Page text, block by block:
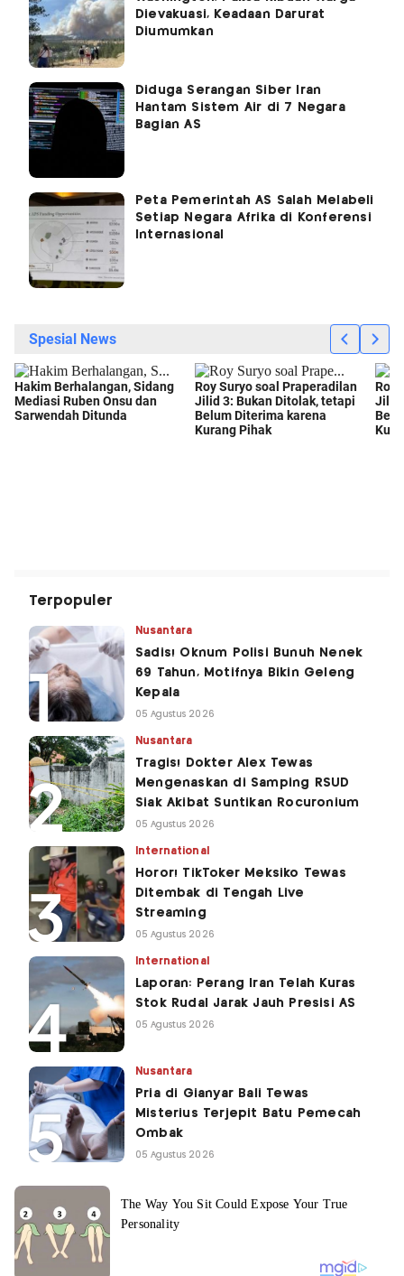
Dievakuasi, Keadaan Darurat
Diumumkan
Diduga Serangan Siber Iran
Hantam Sistem Air di 7 Negara
Bagian AS
Peta Pemerintah AS Salah Melabeli
Setiap Negara Afrika di Konferensi
Internasional
Terpopuler
Nusantara
Sadis! Oknum Polisi Bunuh Nenek
69 Tahun, Motifnya Bikin Geleng
Kepala
05 Agustus 2026
Nusantara
Tragis! Dokter Alex Tewas
Mengenaskan di Samping RSUD
Siak Akibat Suntikan Rocuronium
05 Agustus 2026
International
Horor! TikToker Meksiko Tewas
Ditembak di Tengah Live
Streaming
05 Agustus 2026
International
Laporan: Perang Iran Telah Kuras
Stok Rudal Jarak Jauh Presisi AS
05 Agustus 2026
Nusantara
Pria di Gianyar Bali Tewas
Misterius Terjepit Batu Pemecah
Ombak
05 Agustus 2026